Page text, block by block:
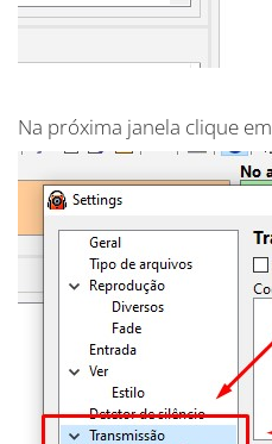
Na próxima janela clique em